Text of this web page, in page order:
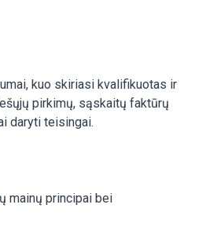
kuo skiriasi kvalifikuotas ir
pirkimų, sąskaitų faktūrų
daryti teisingai.
mainų principai bei